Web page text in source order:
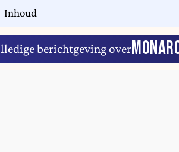
Inhoud
berichtgeving over